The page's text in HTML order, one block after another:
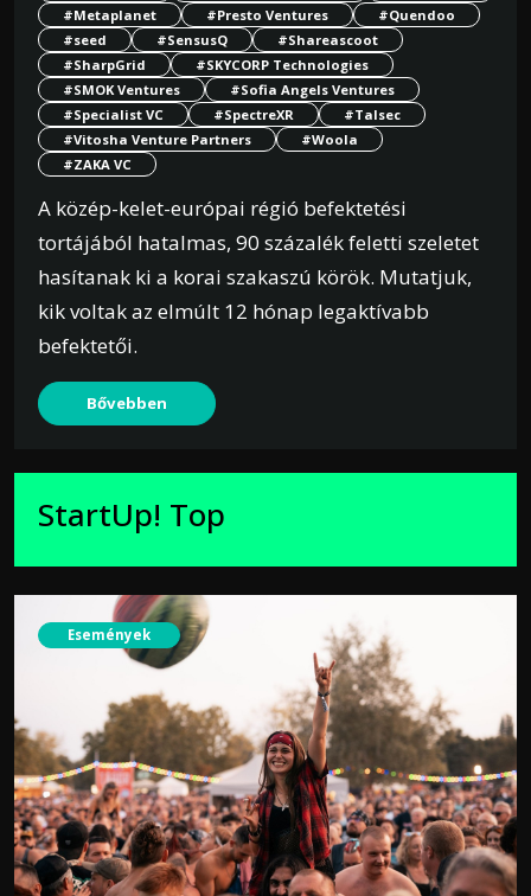
#Metaplanet
#Presto Ventures
#Quendoo
#seed
#SensusQ
#Shareascoot
#SharpGrid
#SKYCORP Technologies
#SMOK Ventures
#Sofia Angels Ventures
#Specialist VC
#SpectreXR
#Talsec
#Vitosha Venture Partners
#Woola
#ZAKA VC
A közép-kelet-európai régió befektetési
tortájából hatalmas, 90 százalék feletti szeletet
hasítanak ki a korai szakaszú körök. Mutatjuk,
kik voltak az elmúlt 12 hónap legaktívabb
befektetői.
Bővebben
StartUp! Top
Események